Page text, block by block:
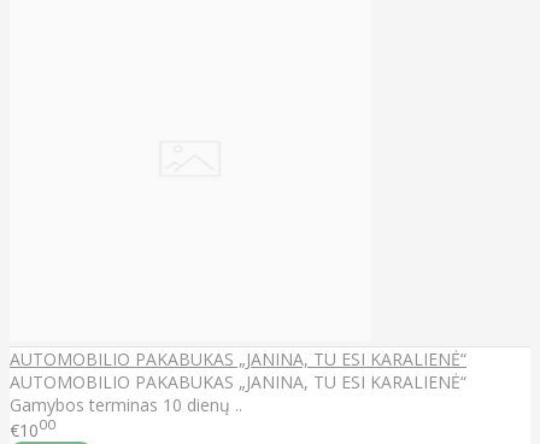
AUTOMOBILIO PAKABUKAS „JANINA, TU ESI KARALIENĖ“
AUTOMOBILIO PAKABUKAS „JANINA, TU ESI KARALIENĖ“
Gamybos terminas 10 dienų ..
€1000